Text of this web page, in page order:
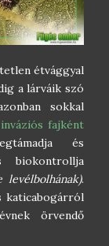
étvággyal
a lárváik szó
sokkal
fajként
és
biokontrollja
levélbolhának).
katicabogárról
örvendő